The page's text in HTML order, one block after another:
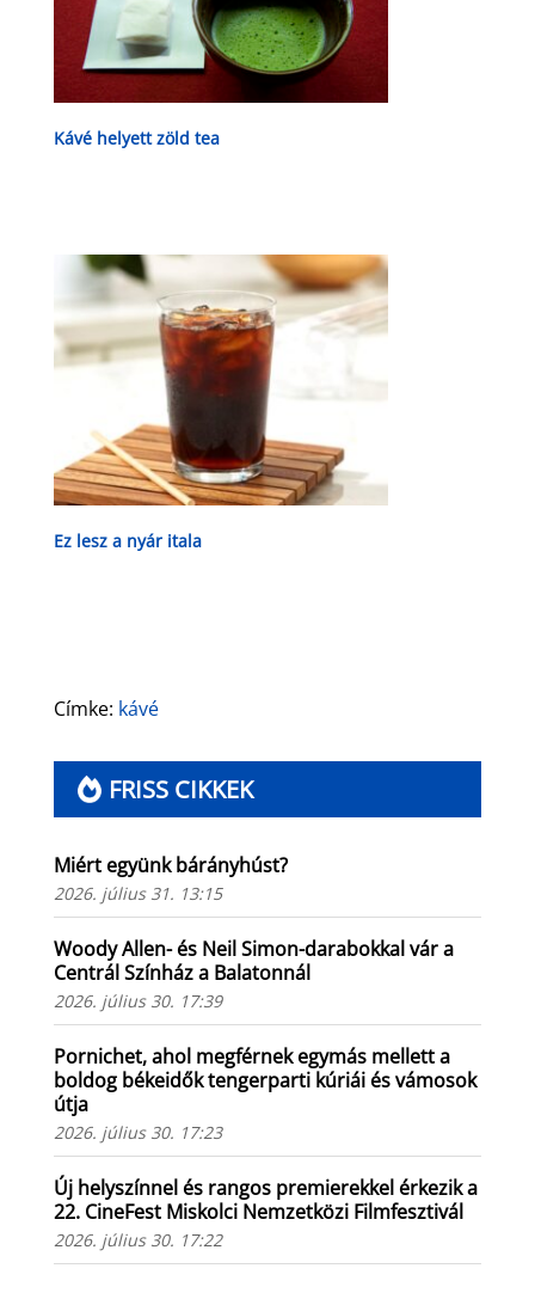
Kávé helyett zöld tea
Ez lesz a nyár itala
Címke: kávé
FRISS CIKKEK
Miért együnk bárányhúst?
2026. július 31. 13:15
Woody Allen- és Neil Simon-darabokkal vár a
Centrál Színház a Balatonnál
2026. július 30. 17:39
Pornichet, ahol megférnek egymás mellett a
boldog békeidők tengerparti kúriái és vámosok
útja
2026. július 30. 17:23
Új helyszínnel és rangos premierekkel érkezik a
22. CineFest Miskolci Nemzetközi Filmfesztivál
2026. július 30. 17:22